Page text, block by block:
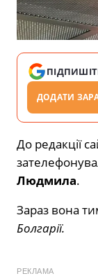
ДОДАТИ
До редакції
Людмила.
Зараз вона
Болгарії.
РЕКЛАМА